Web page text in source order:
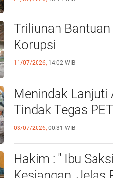
Triliunan
Korupsi
11/07/2026, 14:02 WIB
Menindak Lanjuti
Tindak Tegas
03/07/2026, 00:31 WIB
Hakim : " Ibu